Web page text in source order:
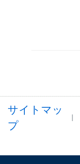
サイトマッ
プ